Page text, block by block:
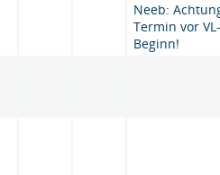
Neeb:
Termin vor VL-
Beginn!